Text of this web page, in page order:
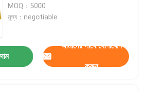
MOQ：5000
মূল্য：negotiable
আমাদের সাথে যোগাযোগ
করুন